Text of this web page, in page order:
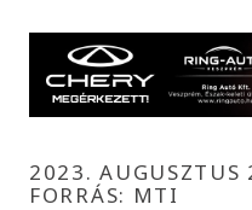
2023.
FORRÁS: MTI